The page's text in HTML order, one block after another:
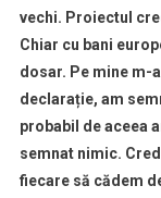
vechi. Proiectul
Chiar cu bani
dosar. Pe mine m-
declarație, am
probabil de aceea
semnat nimic.
fiecare să cădem